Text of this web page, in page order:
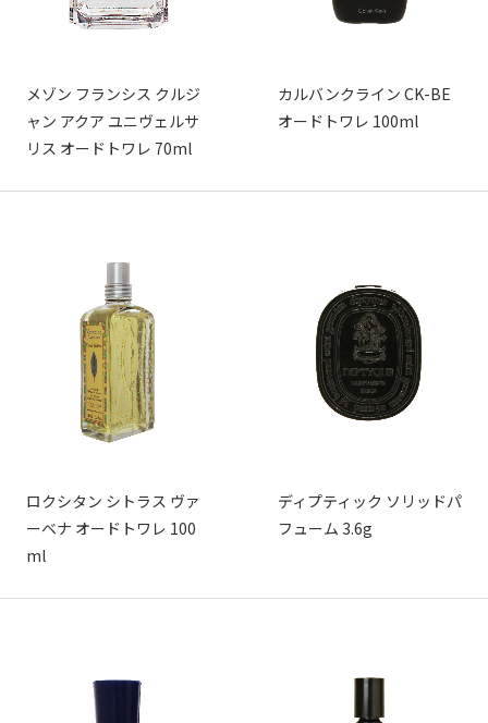
メゾン フランシス クルジ
ャン アクア ユニヴェルサ
リス オードトワレ 70ml
カルバンクライン CK-BE
オードトワレ 100ml
ロクシタン シトラス ヴァ
ーベナ オードトワレ 100
ml
ディプティック ソリッドパ
フューム 3.6g